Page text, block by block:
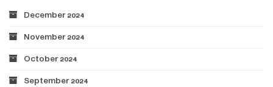
December 2024
November 2024
October 2024
September 2024